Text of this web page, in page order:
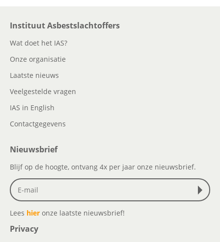
Instituut Asbestslachtoffers
Wat doet het IAS?
Onze organisatie
Laatste nieuws
Veelgestelde vragen
IAS in English
Contactgegevens
Nieuwsbrief
Blijf op de hoogte, ontvang 4x per jaar onze nieuwsbrief.
Lees hier onze laatste nieuwsbrief!
Privacy